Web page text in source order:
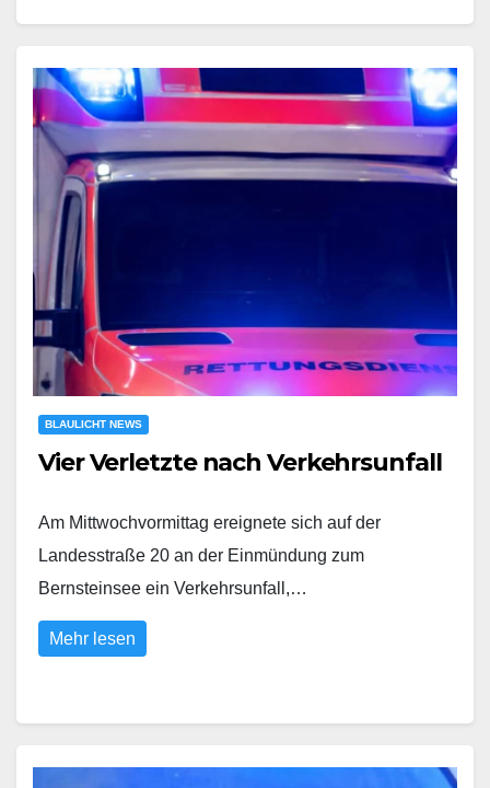
BLAULICHT NEWS
Vier Verletzte nach Verkehrsunfall
Am Mittwochvormittag ereignete sich auf der
Landesstraße 20 an der Einmündung zum
Bernsteinsee ein Verkehrsunfall,…
Mehr lesen